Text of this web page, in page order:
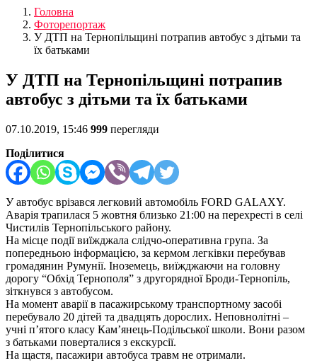
Головна
Фоторепортаж
У ДТП на Тернопільщині потрапив автобус з дітьми та
їх батьками
У ДТП на Тернопільщині потрапив
автобус з дітьми та їх батьками
07.10.2019, 15:46 999 перегляди
Поділитися
У автобус врізався легковий автомобіль FORD GALAXY.
Аварія трапилася 5 жовтня близько 21:00 на перехресті в селі
Чистилів Тернопільського району.
На місце події виїжджала слідчо-оперативна група. За
попередньою інформацією, за кермом легківки перебував
громадянин Румунії. Іноземець, виїжджаючи на головну
дорогу “Обхід Тернополя” з другорядної Броди-Тернопіль,
зіткнувся з автобусом.
На момент аварії в пасажирському транспортному засобі
перебувало 20 дітей та двадцять дорослих. Неповнолітні –
учні п’ятого класу Кам’янець-Подільської школи. Вони разом
з батьками поверталися з екскурсії.
На щастя, пасажири автобуса травм не отримали.